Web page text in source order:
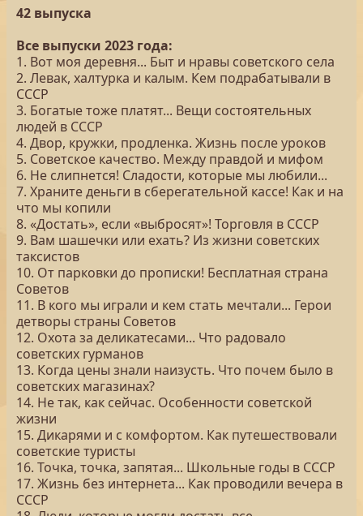
42 выпуска
Все выпуски 2023 года:
1. Вот моя деревня... Быт и нравы советского села
2. Левак, халтурка и калым. Кем подрабатывали в
СССР
3. Богатые тоже платят... Вещи состоятельных
людей в СССР
4. Двор, кружки, продленка. Жизнь после уроков
5. Советское качество. Между правдой и мифом
6. Не слипнется! Сладости, которые мы любили...
7. Храните деньги в сберегательной кассе! Как и на
что мы копили
8. «Достать», если «выбросят»! Торговля в СССР
9. Вам шашечки или ехать? Из жизни советских
таксистов
10. От парковки до прописки! Бесплатная страна
Советов
11. В кого мы играли и кем стать мечтали... Герои
детворы страны Советов
12. Охота за деликатесами... Что радовало
советских гурманов
13. Когда цены знали наизусть. Что почем было в
советских магазинах?
14. Не так, как сейчас. Особенности советской
жизни
15. Дикарями и с комфортом. Как путешествовали
советские туристы
16. Точка, точка, запятая... Школьные годы в СССР
17. Жизнь без интернета... Как проводили вечера в
СССР